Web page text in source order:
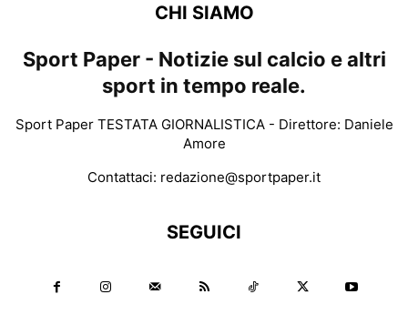
CHI SIAMO
Sport Paper - Notizie sul calcio e altri
sport in tempo reale.
Sport Paper TESTATA GIORNALISTICA - Direttore: Daniele
Amore
Contattaci: redazione@sportpaper.it
SEGUICI